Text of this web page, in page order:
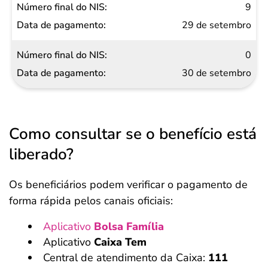
9
29 de setembro
0
30 de setembro
Como consultar se o benefício está
liberado?
Os beneficiários podem verificar o pagamento de
forma rápida pelos canais oficiais:
Aplicativo Bolsa Família
Aplicativo Caixa Tem
Central de atendimento da Caixa: 111